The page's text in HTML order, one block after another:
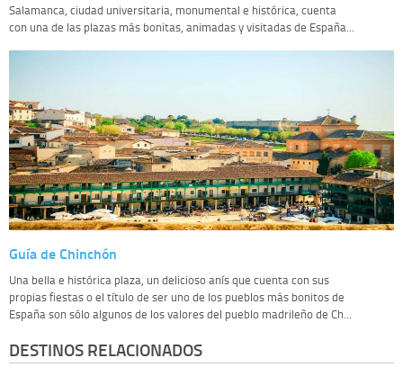
Salamanca, ciudad universitaria, monumental e histórica, cuenta
con una de las plazas más bonitas, animadas y visitadas de España...
Guía de Chinchón
Una bella e histórica plaza, un delicioso anís que cuenta con sus
propias fiestas o el título de ser uno de los pueblos más bonitos de
España son sólo algunos de los valores del pueblo madrileño de Ch...
DESTINOS RELACIONADOS